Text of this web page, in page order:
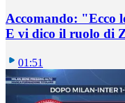
Accomando: "Ecco
E vi dico il ruolo di
01:51